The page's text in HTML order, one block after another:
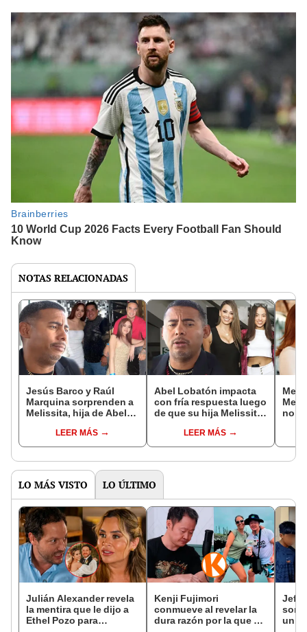
NOTAS RELACIONADAS
Jesús Barco y Raúl
Marquina sorprenden a
Melissita, hija de Abel
mensajes por su
cumpleaños: "Mi flaca
LEER MÁS
Abel Lobatón impacta
con fría respuesta luego
de que su hija Melissita
su padreLEER MÁS
no
LO MÁS VISTO LO ÚLTIMO
Julián Alexander revela
la mentira que le dijo a
Ethel Pozo para
Kenji Fujimori
conmueve al revelar la
dura razón por la que no
un